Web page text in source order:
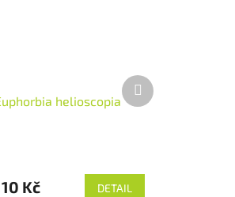
helioscopia
Kč DETAIL
Další
produkt